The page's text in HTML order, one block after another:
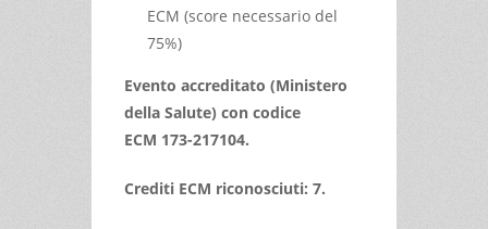
ECM (score necessario del
75%)
Evento accreditato (Ministero
della Salute) con codice
ECM 173-217104.
Crediti ECM riconosciuti: 7.